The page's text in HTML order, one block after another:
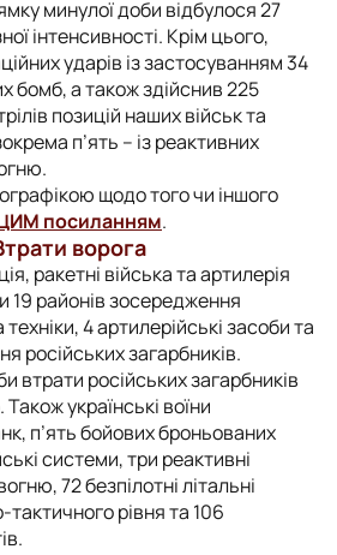
минулої доби відбулося 27
інтенсивності. Крім цього,
ударів із застосуванням 34
бомб, а також здійснив 225
позицій наших військ та
п’ять – із реактивних
щодо того чи іншого
посиланням.
ворога
ракетні війська та артилерія
19 районів зосередження
4 артилерійські засоби та
російських загарбників.
втрати російських загарбників
українські воїни
п’ять бойових броньованих
системи, три реактивні
72 безпілотні літальні
рівня та 106